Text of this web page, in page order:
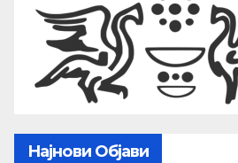
Најнови Објави